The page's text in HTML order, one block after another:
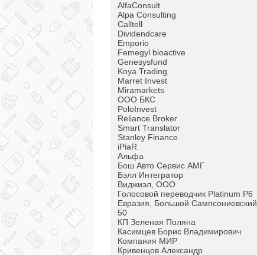
AlfaConsult
Alpa Consulting
Calltell
Dividendcare
Emporio
Femegyl bioactive
Genesysfund
Koya Trading
Marret Invest
Miramarkets
OOO БКС
PoloInvest
Reliance Broker
Smart Translator
Stanley Finance
iPiaR
Альфа
Бош Авто Сервис АМГ
Бэлл Интегратор
Виджиэл, ООО
Голосовой переводчик Platinum P6
Евразия, Большой Сампсониевский
50
КП Зеленая Поляна
Касимцев Борис Владимирович
Компания МИР
Кривенцов Александр